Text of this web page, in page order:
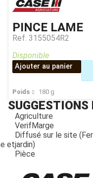
PINCE LAME
Ref. 3155054R2
Poids 180 g
Disponible
Ajouter au panier
SUGGESTIONS
et
Agriculture
VerifMarge
Diffusé sur le site
jardin)
Pièce